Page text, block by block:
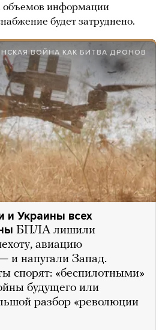
объемов информации
будет затруднено.
ВОЙНА КАК БИТВА ДРОНОВ
и Украины всех
БПЛА лишили
авиацию
и напугали Запад.
спорят: «беспилотными»
будущего или
разбор «революции